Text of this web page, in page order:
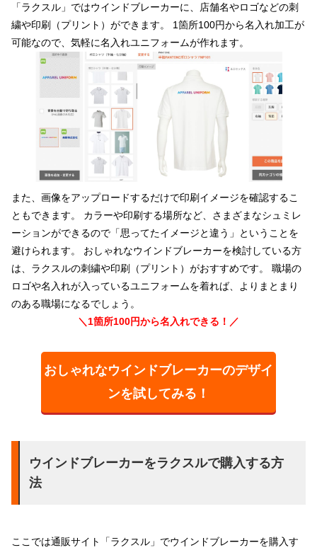
「ラクスル」ではウインドブレーカーに、店舗名やロゴなどの刺
繍や印刷（プリント）ができます。 1箇所100円から名入れ加工が
可能なので、気軽に名入れユニフォームが作れます。
また、画像をアップロードするだけで印刷イメージを確認するこ
ともできます。 カラーや印刷する場所など、さまざまなシュミレ
ーションができるので「思ってたイメージと違う」ということを
避けられます。 おしゃれなウインドブレーカーを検討している方
は、ラクスルの刺繍や印刷（プリント）がおすすめです。 職場の
ロゴや名入れが入っているユニフォームを着れば、よりまとまり
のある職場になるでしょう。
＼1箇所100円から名入れできる！／
おしゃれなウインドブレーカーのデザイ
ンを試してみる！
ウインドブレーカーをラクスルで購入する方
法
ここでは通販サイト「ラクスル」でウインドブレーカーを購入す